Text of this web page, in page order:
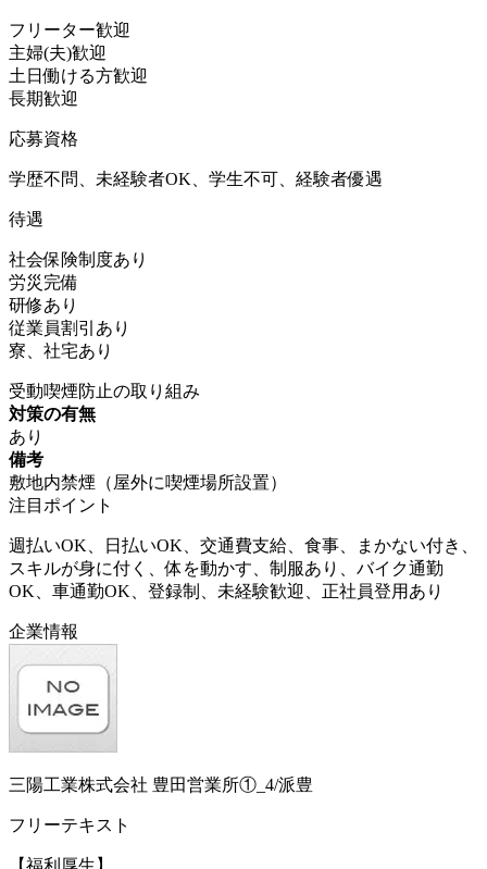
フリーター歓迎
主婦(夫)歓迎
土日働ける方歓迎
長期歓迎
応募資格
学歴不問、未経験者OK、学生不可、経験者優遇
待遇
社会保険制度あり
労災完備
研修あり
従業員割引あり
寮、社宅あり
受動喫煙防止の取り組み
対策の有無
あり
備考
敷地内禁煙（屋外に喫煙場所設置）
注目ポイント
週払いOK、日払いOK、交通費支給、食事、まかない付き、
スキルが身に付く、体を動かす、制服あり、バイク通勤
OK、車通勤OK、登録制、未経験歓迎、正社員登用あり
企業情報
三陽工業株式会社 豊田営業所①_4/派豊
フリーテキスト
【福利厚生】